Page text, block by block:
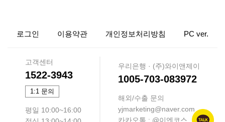
로그인 이용약관 개인정보처리방침 PC ver.
고객센터
1522-3943
1:1 문의
평일 10:00~16:00
우리은행 · (주)와이앤제이
1005-703-083972
해외/수출 문의
yjmarketing@naver.com
카카오톡 : @이엔코스